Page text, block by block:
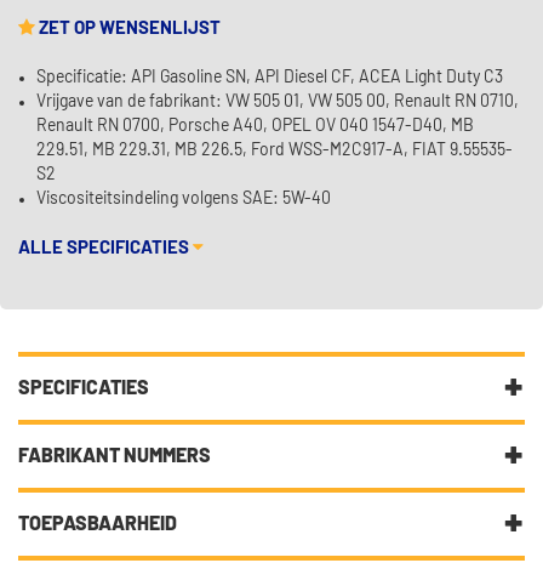
ZET OP WENSENLIJST
Specificatie: API Gasoline SN, API Diesel CF, ACEA Light Duty C3
Vrijgave van de fabrikant: VW 505 01, VW 505 00, Renault RN 0710,
Renault RN 0700, Porsche A40, OPEL OV 040 1547-D40, MB
229.51, MB 229.31, MB 226.5, Ford WSS-M2C917-A, FIAT 9.55535-
S2
Viscositeitsindeling volgens SAE: 5W-40
ALLE SPECIFICATIES
SPECIFICATIES
Fabrikantcode
Merk Castrol
FABRIKANT NUMMERS
5W-40
TOEPASBAARHEID